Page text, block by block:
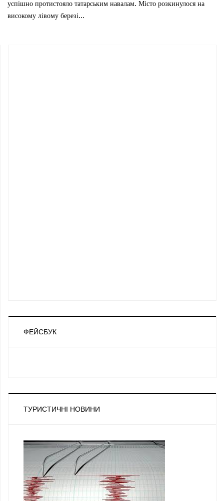
успішно протистояло татарським навалам. Місто розкинулося на
високому лівому березі...
ФЕЙСБУК
ТУРИСТИЧНІ НОВИНИ